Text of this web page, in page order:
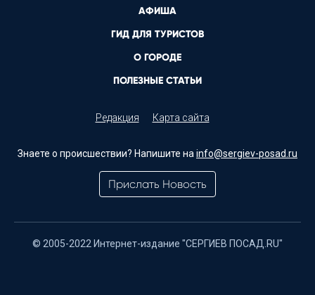
АФИША
ГИД ДЛЯ ТУРИСТОВ
О ГОРОДЕ
ПОЛЕЗНЫЕ СТАТЬИ
Редакция Карта сайта
Знаете о происшествии? Напишите на info@sergiev-posad.ru
Прислать Новость
© 2005-2022 Интернет-издание "СЕРГИЕВ ПОСАД.RU"